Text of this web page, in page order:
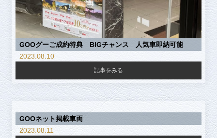
GOOグーご成約特典 BIGチャンス 人気車即納可能
2023.08.10
記事をみる
GOOネット掲載車両
2023.08.11